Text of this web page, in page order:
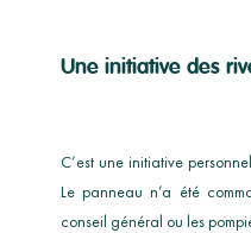
Une initiative des
C’est une initiative
Le panneau n’a été
conseil général ou les